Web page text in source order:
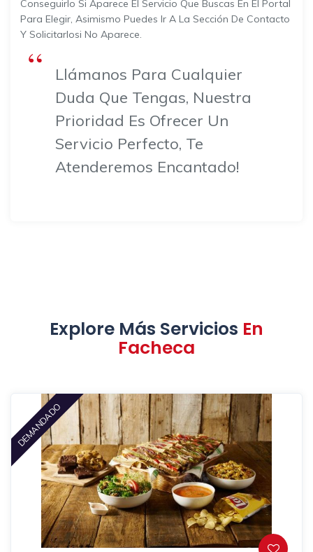
Conseguirlo Si Aparece El Servicio Que Buscas En El Portal
Para Elegir, Asimismo Puedes Ir A La Sección De Contacto
Y Solicitarlosi No Aparece.
Llámanos Para Cualquier
Duda Que Tengas, Nuestra
Prioridad Es Ofrecer Un
Servicio Perfecto, Te
Atenderemos Encantado!
Explore Más Servicios En
Facheca
DEMANDADO